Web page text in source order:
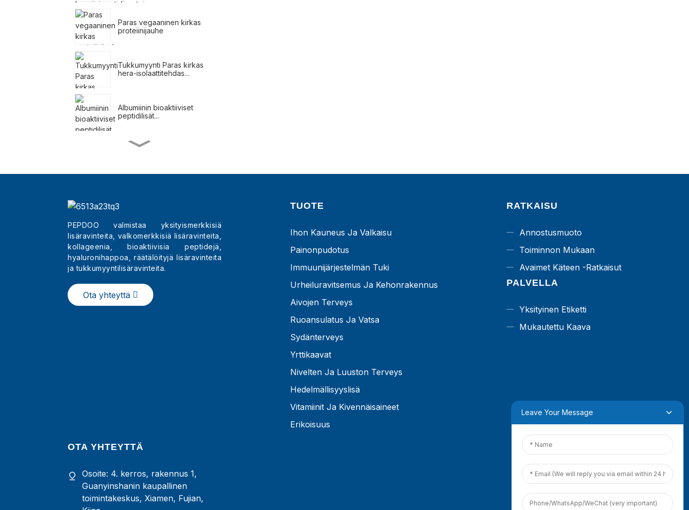
Paras vegaaninen kirkas
proteiinijauhe
Tukkumyynti Paras kirkas
hera-isolaattitehdas...
Albumiinin bioaktiiviset
peptidilisät...
Tukkumyynti parhaat
kauneustripeptidit väri...
kollageenin ihon
jauhepussi
PEPDOO valmistaa yksityismerkkisiä
lisäravinteita, valkomerkkisiä lisäravinteita,
kollageenia, bioaktiivisia peptidejä,
hyaluronihappoa, räätälöityjä lisäravinteita
ja tukkumyyntilisäravinteita.
Ota yhteyttä
TUOTE
Ihon Kauneus Ja Valkaisu
Painonpudotus
Immuunijärjestelmän Tuki
Urheiluravitsemus Ja Kehonrakennus
Aivojen Terveys
Ruoansulatus Ja Vatsa
Sydänterveys
Yrttikaavat
Nivelten Ja Luuston Terveys
Hedelmällisyyslisä
Vitamiinit Ja Kivennäisaineet
Erikoisuus
RATKAISU
Annostusmuoto
Toiminnon Mukaan
Avaimet Käteen -ratkaisut
PALVELLA
Yksityinen Etiketti
Mukautettu Kaava
OTA YHTEYTTÄ
Osoite: 4. kerros, rakennus 1,
Guanyinshanin kaupallinen
toimintakeskus, Xiamen, Fujian,
Leave Your Message